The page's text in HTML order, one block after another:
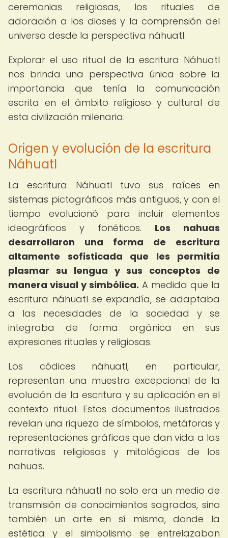
ceremonias religiosas, los rituales de
adoración a los dioses y la comprensión del
universo desde la perspectiva náhuatl.
Explorar el uso ritual de la escritura Náhuatl
nos brinda una perspectiva única sobre la
importancia que tenía la comunicación
escrita en el ámbito religioso y cultural de
esta civilización milenaria.
Origen y evolución de la escritura
Náhuatl
La escritura Náhuatl tuvo sus raíces en
sistemas pictográficos más antiguos, y con el
tiempo evolucionó para incluir elementos
ideográficos y fonéticos. Los nahuas
desarrollaron una forma de escritura
altamente sofisticada que les permitía
plasmar su lengua y sus conceptos de
manera visual y simbólica. A medida que la
escritura náhuatl se expandía, se adaptaba
a las necesidades de la sociedad y se
integraba de forma orgánica en sus
expresiones rituales y religiosas.
Los códices náhuatl, en particular,
representan una muestra excepcional de la
evolución de la escritura y su aplicación en el
contexto ritual. Estos documentos ilustrados
revelan una riqueza de símbolos, metáforas y
representaciones gráficas que dan vida a las
narrativas religiosas y mitológicas de los
nahuas.
La escritura náhuatl no solo era un medio de
transmisión de conocimientos sagrados, sino
también un arte en sí misma, donde la
estética y el simbolismo se entrelazaban